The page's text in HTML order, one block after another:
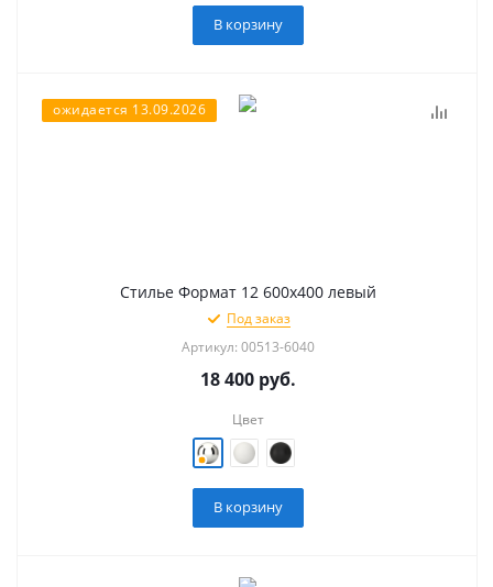
В корзину
ожидается 13.09.2026
Стилье Формат 12 600х400 левый
Под заказ
Артикул: 00513-6040
18 400руб.
Цвет
В корзину